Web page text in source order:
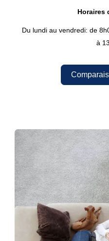
Horaires
Du lundi au vendredi: de
à